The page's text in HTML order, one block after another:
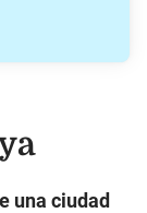
una ciudad